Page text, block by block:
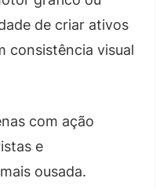
de criar ativos
consistência visual
com ação
e
ousada.